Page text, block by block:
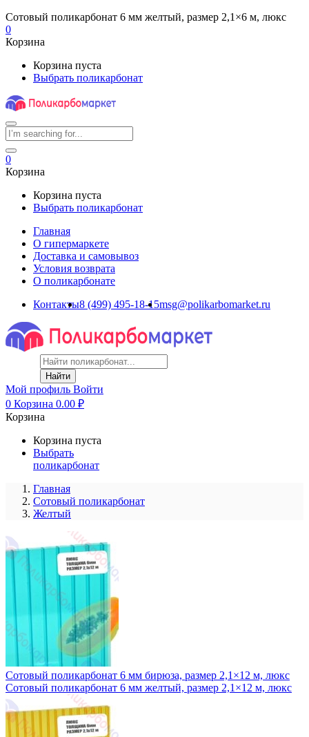
Сотовый поликарбонат 6 мм желтый, размер 2,1×6 м, люкс
0
Корзина
Корзина пуста
Выбрать поликарбонат
0
Корзина
Корзина пуста
Выбрать поликарбонат
Главная
О гипермаркете
Доставка и самовывоз
Условия возврата
О поликарбонате
Контакты8 (499) 495-18-15msg@polikarbomarket.ru
Найти
Мой профиль Войти
0 Корзина 0.00 ₽
Корзина
Корзина пуста
Выбрать
поликарбонат
Главная
Сотовый поликарбонат
Желтый
Сотовый поликарбонат 6 мм бирюза, размер 2,1×12 м, люкс
Сотовый поликарбонат 6 мм желтый, размер 2,1×12 м, люкс